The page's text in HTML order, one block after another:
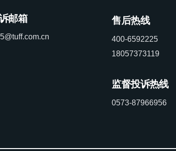
邮箱 售后热线
400-6592225
18057373119
监督投诉热线
0573-87966956